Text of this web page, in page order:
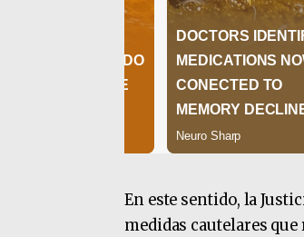
En este sentido, la
medidas cautelares